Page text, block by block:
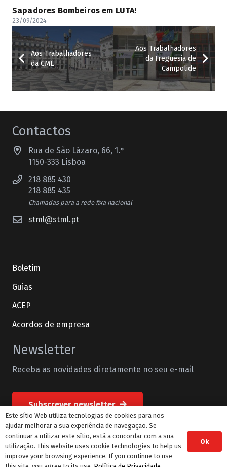
Sapadores Bombeiros em LUTA!
23/09/2024
Aos Trabalhadores
da CML
Aos Trabalhadores
da Freguesia de
Campolide
Contactos
Rua de São Lázaro, 66, 1.°
1150-333 Lisboa
218 885 430
218 885 435
Chamadas para a rede fixa nacional
stml@stml.pt
Boletim
Guias
ACEP
Acordos de empresa
Newsletter
Receba as novidades diretamente no seu e-mail
Subscrever newsletter
© STML Todos os direitos reservados
Este sítio Web utiliza tecnologias de cookies para nos
ajudar melhorar a sua experiência de navegação. Se
continuar a utilizar este sítio, está a concordar com a sua
utilização. This website uses cookie technologies to help us
improve your browsing experience. If you continue to use
Ok